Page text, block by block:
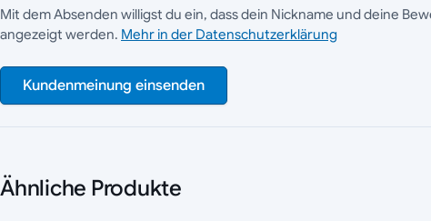
Mit dem Absenden willigst du ein, dass dein Nickname und deine
angezeigt werden. Mehr in der Datenschutzerklärung
Kundenmeinung einsenden
Ähnliche Produkte